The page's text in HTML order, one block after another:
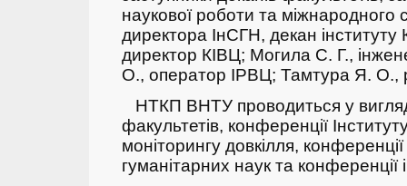
наукової роботи та міжнародного
директора ІнСГН, декан
директор КІВЦ; Могила С. Г.,
О., оператор ІРВЦ;Тамтура Я. О.,
НТКП ВНТУ проводиться у
факультетів, конференції
моніторингу довкілля,
гуманітарних наук та